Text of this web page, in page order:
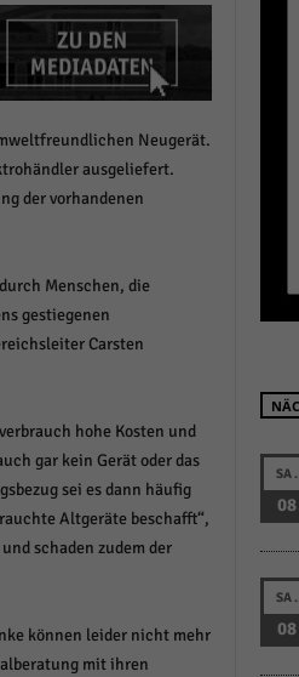
Neugerät.
ausgeliefert.
der vorhandenen
Menschen, die
gestiegenen
Carsten
hohe Kosten und
gar kein Gerät oder das
sei es dann häufig
Altgeräte beschafft“,
schaden zudem der
können leider nicht mehr
mit ihren
SA.
08
SA.
08
Plattformen werden standardmäßig
werden, bedarf der Zugriff auf diese Inhalte